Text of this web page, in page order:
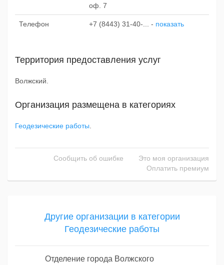
оф. 7
Телефон +7 (8443) 31-40-... - показать
Территория предоставления услуг
Волжский.
Организация размещена в категориях
Геодезические работы
Сообщить об ошибке
Это моя организация
Оплатить премиум
Другие организации в категории
Геодезические работы
Отделение города Волжского